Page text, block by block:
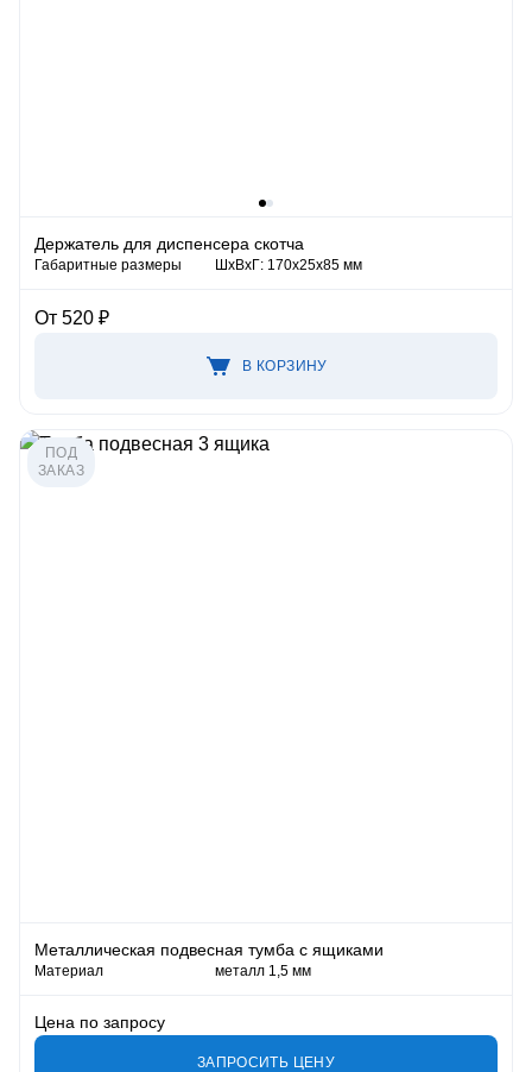
Держатель для диспенсера скотча
Габаритные размеры ШхВхГ: 170х25х85 мм
От 520 ₽
В КОРЗИНУ
Металлическая подвесная тумба с ящиками
Материал металл 1,5 мм
Цена по запросу
ЗАПРОСИТЬ ЦЕНУ
ПОД
ЗАКАЗ